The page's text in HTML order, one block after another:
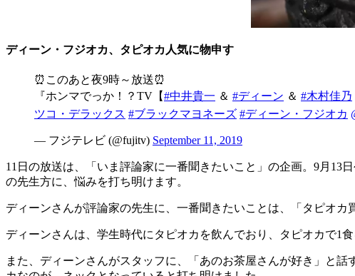
ディーン・フジオカ、タピオカ人気に物申す
⏰このあと夜9時～放送⏰
『ホンマでっか！？TV【#中井貴一 ＆ #ディーン ＆ #木村佳乃
ツコ・デラックス #ブラックマヨネーズ #ディーン・フジオカ
— フジテレビ (@fujitv) September 11, 2019
11日の放送は、「いま評論家に一番聞きたいこと」の企画。9月13
の先生方に、悩みを打ち明けます。
ディーンさんが評論家の先生に、一番聞きたいことは、「タピオ
ディーンさんは、学生時代にタピオカを飲んでおり、タピオカで1
また、ディーンさんがスタッフに、「あのお茶屋さんが好き」と